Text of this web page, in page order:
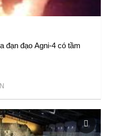
đạn đạo Agni-4 có tầm